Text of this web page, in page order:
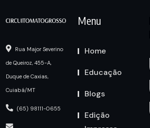
Rua Major Severino
de Queiroz, 455-A,
Duque de Caxias,
Cuiabá/MT
(65) 98111-0655
Menu
Home
Educação
Blogs
Edição